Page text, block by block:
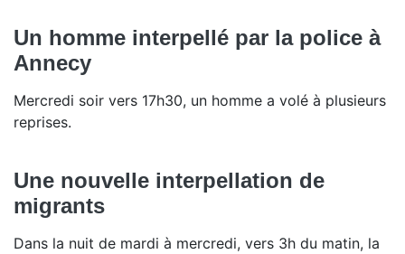
Un homme interpellé par la police à
Annecy
Mercredi soir vers 17h30, un homme a volé à plusieurs
reprises.
Une nouvelle interpellation de
migrants
Dans la nuit de mardi à mercredi, vers 3h du matin, la